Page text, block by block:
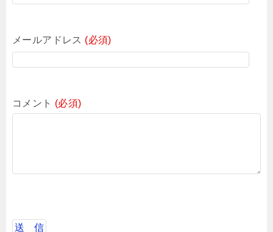
メールアドレス (必須)
コメント (必須)